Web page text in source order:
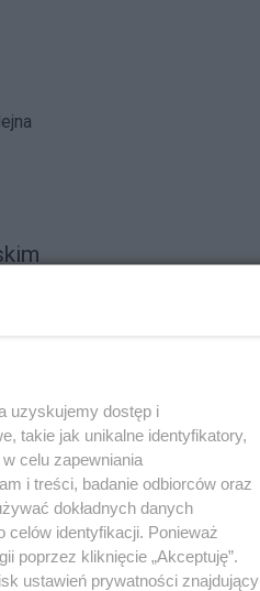
uzyskujemy dostęp i
takie jak unikalne identyfikatory,
celu zapewniania
i treści, badanie odbiorców oraz
dokładnych danych
identyfikacji. Ponieważ
poprzez kliknięcie „Akceptuję”.
ustawień prywatności znajdujący